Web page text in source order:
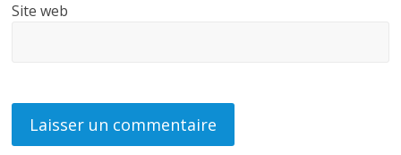
Site web